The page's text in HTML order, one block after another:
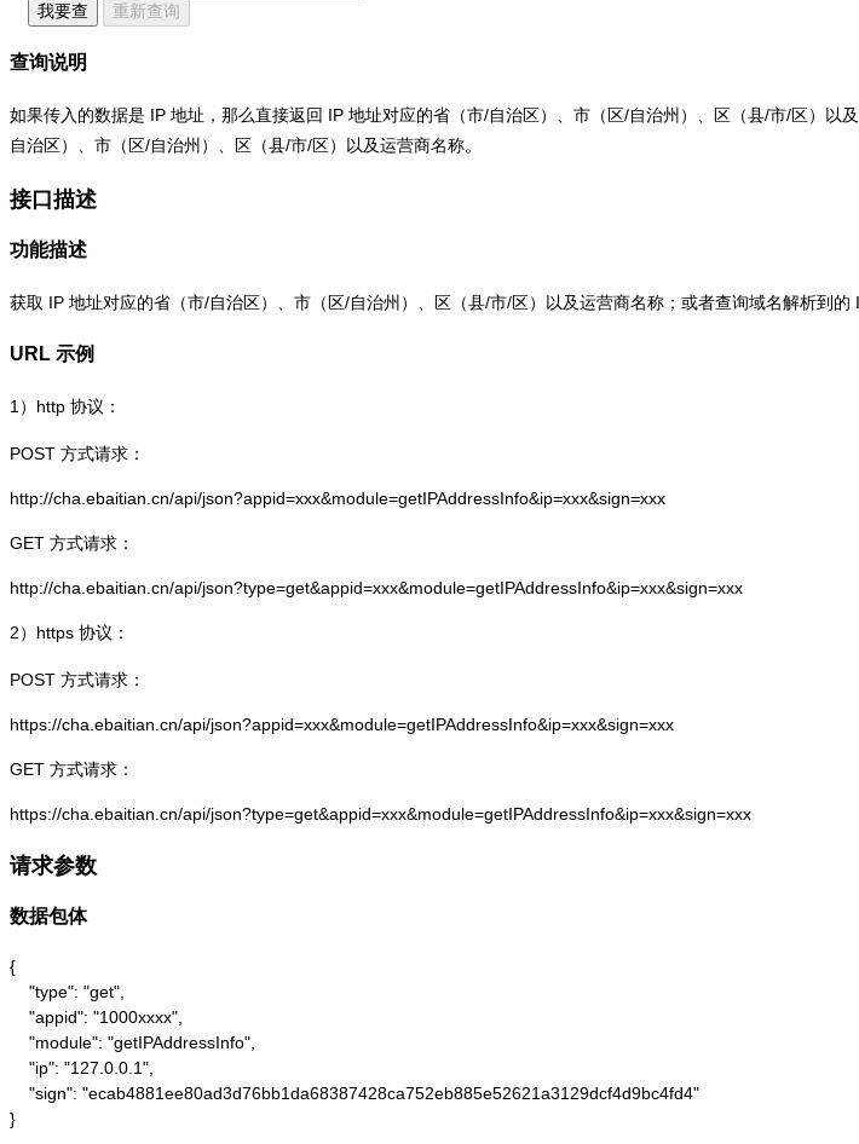
我要查
重新查询
查询说明
如果传入的数据是 IP 地址，那么直接返回 IP 地址对应的省（市/自治区）、市（区/自治州）、区（县/市/区）
自治区）、市（区/自治州）、区（县/市/区）以及运营商名称。
接口描述
功能描述
获取 IP 地址对应的省（市/自治区）、市（区/自治州）、区（县/市/区）以及运营商名称；或者查询域名解析到
URL 示例
1） http 协议：
POST 方式请求：
http://cha.ebaitian.cn/api/json?appid=xxx&module=getIPAddressInfo&ip=xxx&sign=xxx
GET 方式请求：
http://cha.ebaitian.cn/api/json?type=get&appid=xxx&module=getIPAddressInfo&ip=xxx&sign=xxx
2） https 协议：
POST 方式请求：
https://cha.ebaitian.cn/api/json?appid=xxx&module=getIPAddressInfo&ip=xxx&sign=xxx
GET 方式请求：
https://cha.ebaitian.cn/api/json?type=get&appid=xxx&module=getIPAddressInfo&ip=xxx&sign=xxx
请求参数
数据包体
{
    "type": "get",
    "appid": "1000xxxx",
    "module": "getIPAddressInfo",
    "ip": "127.0.0.1",
    "sign": "ecab4881ee80ad3d76bb1da68387428ca752eb885e52621a3129dcf4d9bc4fd4"
}